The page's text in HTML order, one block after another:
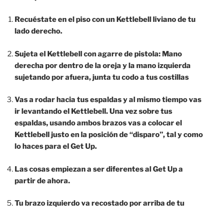
Recuéstate en el piso con un Kettlebell liviano de tu
lado derecho.
Sujeta el Kettlebell con agarre de pistola: Mano
derecha por dentro de la oreja y la mano izquierda
sujetando por afuera, junta tu codo a tus costillas
Vas a rodar hacia tus espaldas y al mismo tiempo vas
ir levantando el Kettlebell. Una vez sobre tus
espaldas, usando ambos brazos vas a colocar el
Kettlebell justo en la posición de “disparo”, tal y como
lo haces para el Get Up.
Las cosas empiezan a ser diferentes al Get Up a
partir de ahora.
Tu brazo izquierdo va recostado por arriba de tu